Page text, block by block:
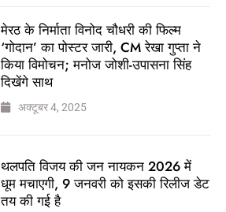
मेरठ के निर्माता विनोद चौधरी की फिल्म
‘गोदान’ का पोस्टर जारी, CM रेखा गुप्ता ने
किया विमोचन; मनोज जोशी-उपासना सिंह
दिखेंगे साथ
अक्टूबर 4, 2025
थलपति विजय की जन नायकन 2026 में
धूम मचाएगी, 9 जनवरी को इसकी रिलीज डेट
तय की गई है